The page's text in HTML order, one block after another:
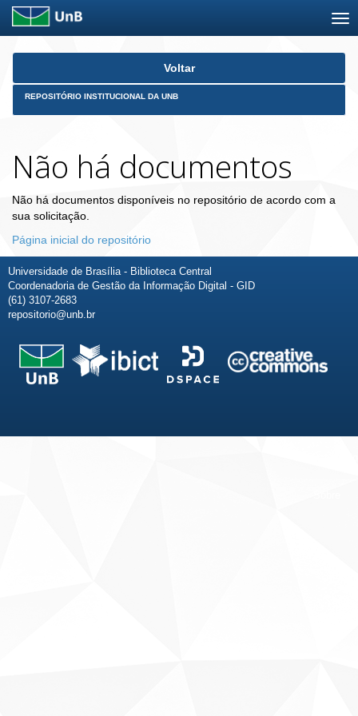
Skip
Voltar
REPOSITÓRIO INSTITUCIONAL DA UNB
Não há documentos
Não há documentos disponíveis no repositório de acordo com a
sua solicitação.
Página inicial do repositório
Universidade de Brasília - Biblioteca Central
Coordenadoria de Gestão da Informação Digital - GID
(61) 3107-2683
repositorio@unb.br